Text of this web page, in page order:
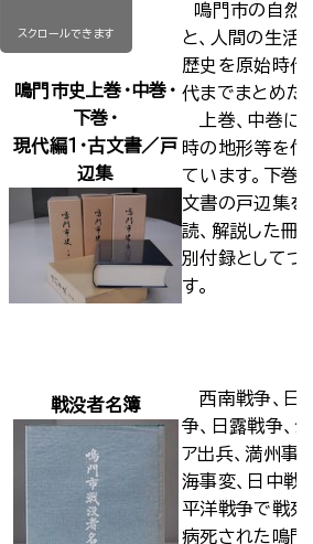
鳴門市史上巻・中巻・
下巻・
現代編１・古文書／戸
辺集
鳴門市の自然
と、人間の生活
歴史を原始時代
代までまとめた
上巻、中巻に
時の地形等を付
ています。下巻
文書の戸辺集を
読、解説した冊
別付録としてつ
す。
戦没者名簿
西南戦争、日
争、日露戦争、
ア出兵、満州事
海事変、日中戦
平洋戦争で戦死
病死された鳴門
スクロールできます